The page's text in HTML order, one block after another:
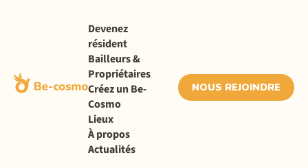
Devenez
résident
Bailleurs &
Propriétaires
Créez un Be-
Cosmo
Lieux
À propos
Actualités
NOUS REJOINDRE
Location
d’un